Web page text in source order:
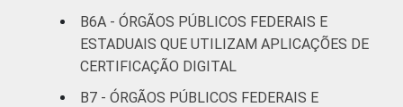
B6A - ÓRGÃOS PÚBLICOS FEDERAIS E
ESTADUAIS QUE UTILIZAM APLICAÇÕES DE
CERTIFICAÇÃO DIGITAL
B7 - ÓRGÃOS PÚBLICOS FEDERAIS E